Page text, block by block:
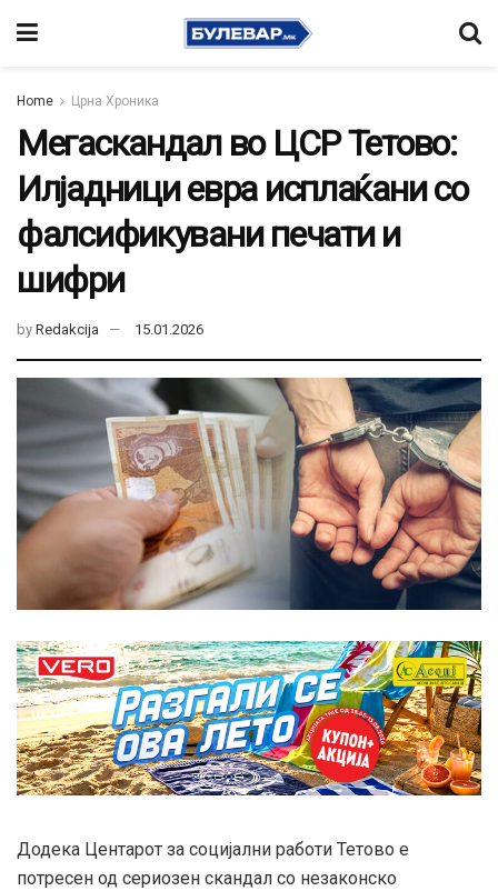
Home Црна Хроника
Мегаскандал во ЦСР Тетово:
Илјадници евра исплаќани со
фалсификувани печати и
шифри
by Redakcija 15.01.2026
Додека Центарот за социјални работи Тетово е
потресен од сериозен скандал со незаконско